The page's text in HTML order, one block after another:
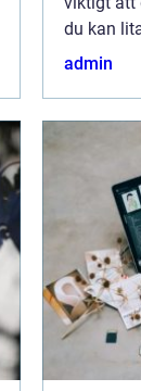
du kan
att
admin